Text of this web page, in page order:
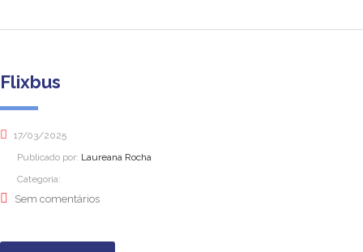
Flixbus
17/03/2025
Publicado por: Laureana Rocha
Categoria:
Sem comentários